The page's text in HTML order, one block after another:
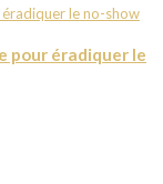
pour éradiquer le